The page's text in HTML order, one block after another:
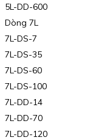
5L-DD-600
Dòng 7L
7L-DS-7
7L-DS-35
7L-DS-60
7L-DS-100
7L-DD-14
7L-DD-70
7L-DD-120